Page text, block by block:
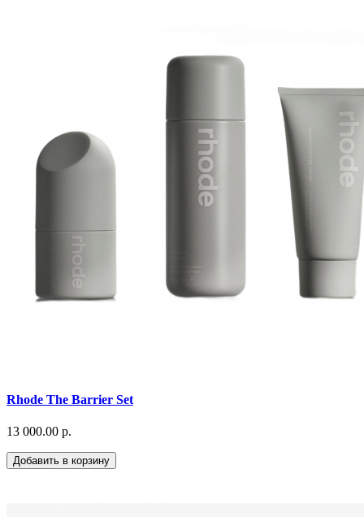
Rhode The Barrier Set
13 000.00 р.
Добавить в корзину